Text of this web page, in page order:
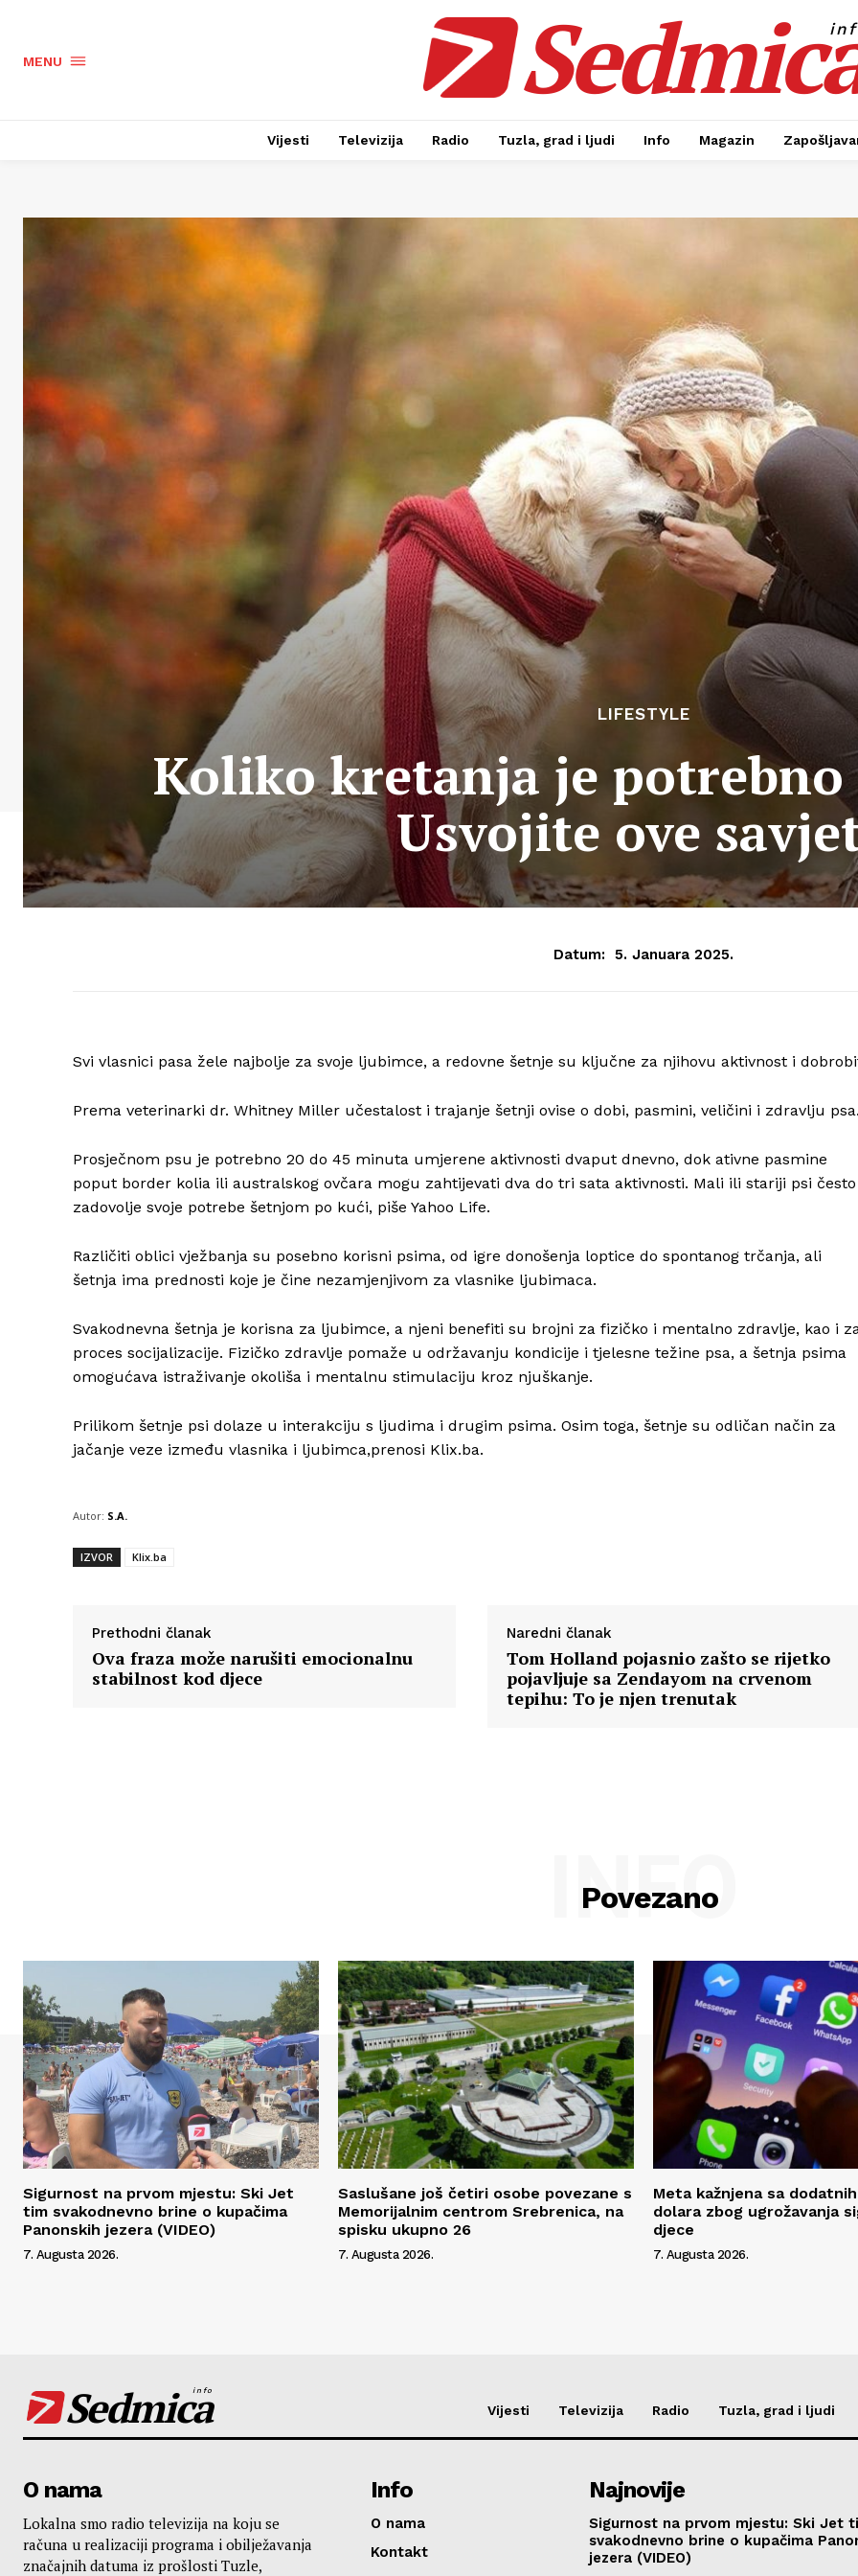
O nama
MENU
Vijesti Televizija Radio Tuzla, grad i ljudi Info Magazin
LIFESTYLE
Koliko kretanja je potrebno
Usvojite ove
Datum: 5. Januara 2025.
Svi vlasnici pasa žele najbolje za svoje ljubimce, a redovne šetnje su ključne za njihovu aktivnost i
Prema veterinarki dr. Whitney Miller učestalost i trajanje šetnji ovise o dobi, pasmini, veličini i zdravlju
Prosječnom psu je potrebno 20 do 45 minuta umjerene aktivnosti dvaput dnevno, dok ativne pasmine
poput border kolia ili australskog ovčara mogu zahtijevati dva do tri sata aktivnosti. Mali ili stariji psi često
zadovolje svoje potrebe šetnjom po kući, piše Yahoo Life.
Različiti oblici vježbanja su posebno korisni psima, od igre donošenja loptice do spontanog trčanja, ali
šetnja ima prednosti koje je čine nezamjenjivom za vlasnike ljubimaca.
Svakodnevna šetnja je korisna za ljubimce, a njeni benefiti su brojni za fizičko i mentalno zdravlje, kao i
proces socijalizacije. Fizičko zdravlje pomaže u održavanju kondicije i tjelesne težine psa, a šetnja psima
omogućava istraživanje okoliša i mentalnu stimulaciju kroz njuškanje.
Prilikom šetnje psi dolaze u interakciju s ljudima i drugim psima. Osim toga, šetnje su odličan način za
jačanje veze između vlasnika i ljubimca,prenosi Klix.ba.
Autor: S.A.
IZVOR Klix.ba
Prethodni članak
Ova fraza može narušiti emocionalnu
stabilnost kod djece
Naredni članak
Tom Holland pojasnio zašto se rijetko
pojavljuje sa Zendayom na crvenom
tepihu: To je njen trenutak
Povezano
INFO
Sigurnost na prvom mjestu: Ski Jet
tim svakodnevno brine o kupačima
Panonskih jezera (VIDEO)
7. Augusta 2026.
Saslušane još četiri osobe povezane s
Memorijalnim centrom Srebrenica, na
spisku ukupno 26
7. Augusta 2026.
Meta kažnjena sa
dolara zbog ugrožavanja
djece
7. Augusta 2026.
Sedmica
info
Vijesti Televizija Radio Tuzla, grad i ljudi
O nama
Lokalna smo radio televizija na koju se
računa u realizaciji programa i obilježavanja
značajnih datuma iz prošlosti Tuzle,
Info
O nama
Kontakt
Najnovije
Sigurnost na prvom mjestu: Ski Jet
svakodnevno brine o kupačima
jezera (VIDEO)